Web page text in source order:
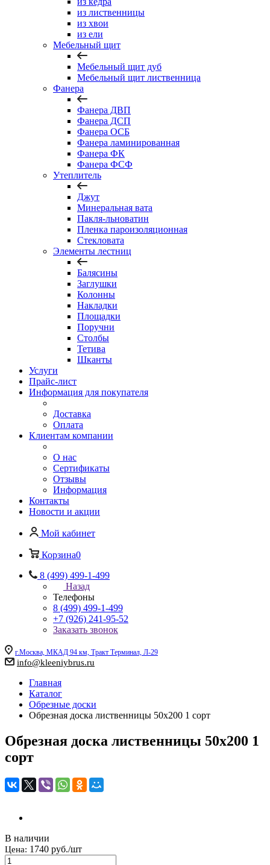
из лиственницы
из хвои
из ели
Мебельный щит
Мебельный щит дуб
Мебельный щит лиственница
Фанера
Фанера ДВП
Фанера ДСП
Фанера ОСБ
Фанера ламинированная
Фанера ФК
Фанера ФСФ
Утеплитель
Джут
Минеральная вата
Пакля-льноватин
Пленка пароизоляционная
Стекловата
Элементы лестниц
Балясины
Заглушки
Колонны
Накладки
Площадки
Поручни
Столбы
Тетива
Шканты
Услуги
Прайс-лист
Информация для покупателя
Доставка
Оплата
Клиентам компании
О нас
Сертификаты
Отзывы
Информация
Контакты
Новости и акции
Мой кабинет
Корзина0
8 (499) 499-1-499
Назад
Телефоны
8 (499) 499-1-499
+7 (926) 241-95-52
Заказать звонок
г.Москва, МКАД 94 км, Тракт Терминал, Л-29
info@kleeniybrus.ru
Главная
Каталог
Обрезные доски
Обрезная доска лиственницы 50х200 1 сорт
Обрезная доска лиственницы 50х200 1
сорт
В наличии
Цена: 1740 руб./шт